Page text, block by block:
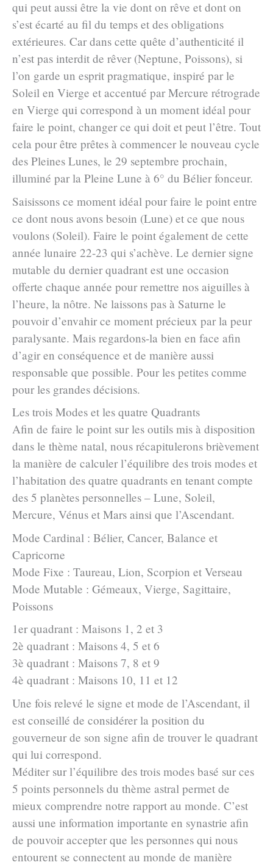
qui peut aussi être la vie dont on rêve et dont on
s’est écarté au fil du temps et des obligations
extérieures. Car dans cette quête d’authenticité il
n’est pas interdit de rêver (Neptune, Poissons), si
l’on garde un esprit pragmatique, inspiré par le
Soleil en Vierge et accentué par Mercure rétrograde
en Vierge qui correspond à un moment idéal pour
faire le point, changer ce qui doit et peut l’être. Tout
cela pour être prêtes à commencer le nouveau cycle
des Pleines Lunes, le 29 septembre prochain,
illuminé par la Pleine Lune à 6° du Bélier fonceur.
Saisissons ce moment idéal pour faire le point entre
ce dont nous avons besoin (Lune) et ce que nous
voulons (Soleil). Faire le point également de cette
année lunaire 22-23 qui s’achève. Le dernier signe
mutable du dernier quadrant est une occasion
offerte chaque année pour remettre nos aiguilles à
l’heure, la nôtre. Ne laissons pas à Saturne le
pouvoir d’envahir ce moment précieux par la peur
paralysante. Mais regardons-la bien en face afin
d’agir en conséquence et de manière aussi
responsable que possible. Pour les petites comme
pour les grandes décisions.
Les trois Modes et les quatre Quadrants
Afin de faire le point sur les outils mis à disposition
dans le thème natal, nous récapitulerons brièvement
la manière de calculer l’équilibre des trois modes et
l’habitation des quatre quadrants en tenant compte
des 5 planètes personnelles – Lune, Soleil,
Mercure, Vénus et Mars ainsi que l’Ascendant.
Mode Cardinal : Bélier, Cancer, Balance et
Capricorne
Mode Fixe : Taureau, Lion, Scorpion et Verseau
Mode Mutable : Gémeaux, Vierge, Sagittaire,
Poissons
1er quadrant : Maisons 1, 2 et 3
2è quadrant : Maisons 4, 5 et 6
3è quadrant : Maisons 7, 8 et 9
4è quadrant : Maisons 10, 11 et 12
Une fois relevé le signe et mode de l’Ascendant, il
est conseillé de considérer la position du
gouverneur de son signe afin de trouver le quadrant
qui lui correspond.
Méditer sur l’équilibre des trois modes basé sur ces
5 points personnels du thème astral permet de
mieux comprendre notre rapport au monde. C’est
aussi une information importante en synastrie afin
de pouvoir accepter que les personnes qui nous
entourent se connectent au monde de manière